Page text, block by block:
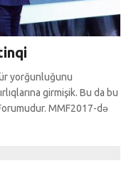
yorğunluğunu
girmişik. Bu da bu
MMF2017-də